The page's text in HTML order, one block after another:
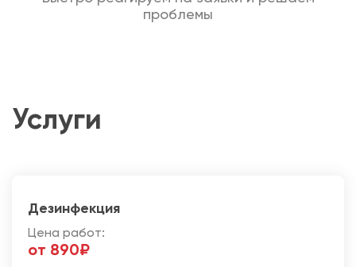
проблемы
Услуги
Дезинфекция
Цена работ:
от 890₽